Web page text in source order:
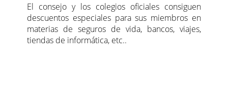
El consejo y los colegios oficiales consiguen
descuentos especiales para sus miembros en
materias de seguros de vida, bancos, viajes,
tiendas de informática, etc..